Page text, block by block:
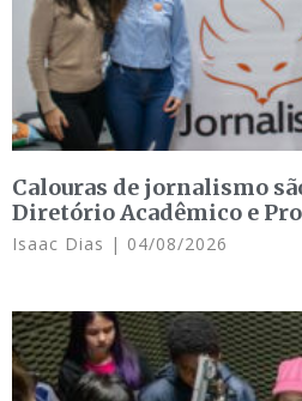
Calouras de jornalismo
Diretório Acadêmico e
Isaac Dias 04/08/2026